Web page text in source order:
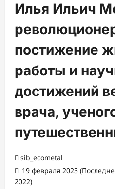
Илья Ильич
постижение
работы и
достижений
врача,
sib_ecometal
19 февраля 2023
2022)